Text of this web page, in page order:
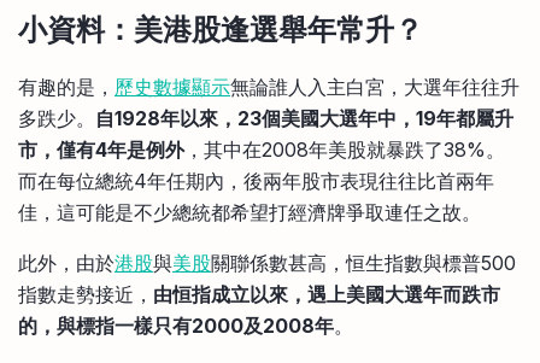
小資料：美港股逢選舉年常升？
有趣的是， 歷史數據顯示無論誰人入主白宮，大選年往往升
多跌少。 自1928年以來，23個美國大選年中，19年都屬升
市，僅有4年是例外，其中在2008年美股就暴跌了38%。
而在每位總統4年任期內，後兩年股市表現往往比首兩年
佳，這可能是不少總統都希望打經濟牌爭取連任之故。
此外，由於港股與美股關聯係數甚高，恒生指數與標普500
指數走勢接近， 由恒指成立以來，遇上美國大選年而跌市
的，與標指一樣只有2000及2008年。